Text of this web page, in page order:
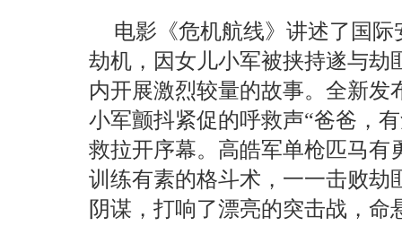
电影《危机航线》讲述了国
劫机，因女儿小军被挟持遂与劫
内开展激烈较量的故事。全新发
小军颤抖紧促的呼救声“爸爸，
救拉开序幕。高皓军单枪匹马有
训练有素的格斗术，一一击败劫
阴谋，打响了漂亮的突击战，